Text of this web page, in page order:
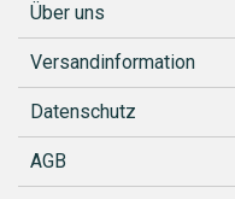
Über uns
Versandinformation
Datenschutz
AGB